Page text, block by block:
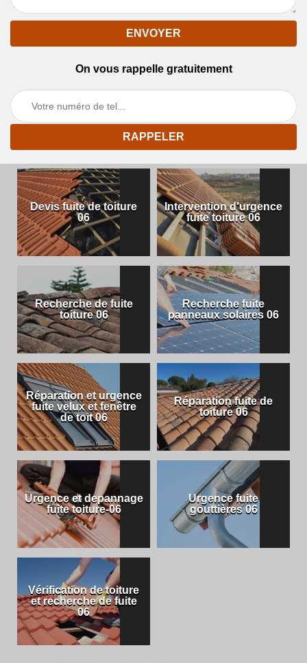
On vous rappelle gratuitement
Devis fuite de toiture
06
Intervention d'urgence
fuite toiture 06
Recherche de fuite
toiture 06
Recherche fuite
panneaux solaires 06
Réparation et urgence
fuite velux et fenêtre
de toit 06
Réparation fuite de
toiture 06
Urgence et depannage
fuite toiture-06
Urgence fuite
gouttières 06
Vérification de toiture
et recherche de fuite
06